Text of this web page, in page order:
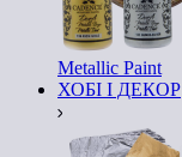
Metallic Paint
ХОБІ І ДЕКОР